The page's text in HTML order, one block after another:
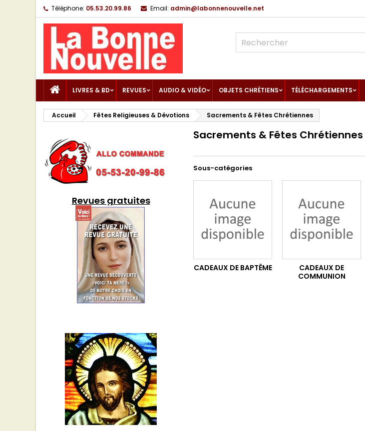
Téléphone: 05.53.20.99.86 Email: admin@labonnenouvelle.net
LIVRES & BD REVUES AUDIO & VIDÉO OBJETS CHRÉTIENS TÉLÉCHARGEMENTS
Accueil Fêtes Religieuses & Dévotions Sacrements & Fêtes Chrétiennes
Revues gratuites
Sacrements & Fêtes Chrétiennes
Sous-catégories
CADEAUX DE BAPTÊME
CADEAUX DE
COMMUNION